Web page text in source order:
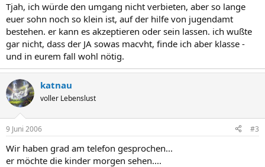
Tjah, ich würde den umgang nicht verbieten, aber so lange
euer sohn noch so klein ist, auf der hilfe von jugendamt
bestehen. er kann es akzeptieren oder sein lassen. ich wußte
gar nicht, dass der JA sowas macvht, finde ich aber klasse -
und in eurem fall wohl nötig.
katnau
voller Lebenslust
9 Juni 2006 #3
Wir haben grad am telefon gesprochen...
er möchte die kinder morgen sehen....